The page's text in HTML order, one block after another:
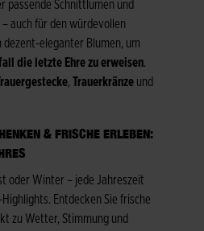
passende Schnittlumen und
– auch für den würdevollen
dezent-eleganter Blumen, um
die letzte Ehre zu erweisen.
, Trauerkränze und
& FRISCHE ERLEBEN:
oder Winter – jede Jahreszeit
Entdecken Sie frische
zu Wetter, Stimmung und